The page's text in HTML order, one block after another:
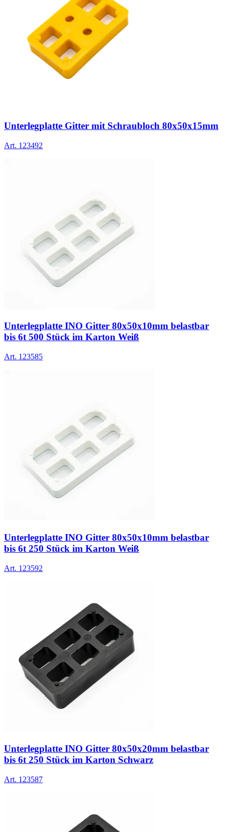
Unterlegplatte Gitter mit Schraubloch 80x50x15mm
Art. 123492
Unterlegplatte INO Gitter 80x50x10mm belastbar
bis 6t 500 Stück im Karton Weiß
Art. 123585
Unterlegplatte INO Gitter 80x50x10mm belastbar
bis 6t 250 Stück im Karton Weiß
Art. 123592
Unterlegplatte INO Gitter 80x50x20mm belastbar
bis 6t 250 Stück im Karton Schwarz
Art. 123587